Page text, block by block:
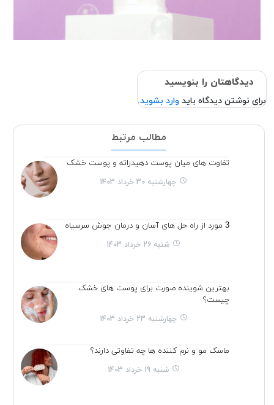
دیدگاهتان را بنویسید
برای نوشتن دیدگاه باید وارد بشوید.
مطالب مرتبط
تفاوت های میان پوست دهیدراته و پوست خشک
چهارشنبه 30 خرداد 1403
3 مورد از راه حل های آسان و درمان جوش سرسیاه
شنبه 26 خرداد 1403
بهترین شوینده صورت برای پوست های خشک
چیست؟
چهارشنبه 23 خرداد 1403
ماسک مو و نرم کننده ها چه تفاوتی دارند؟
شنبه 19 خرداد 1403